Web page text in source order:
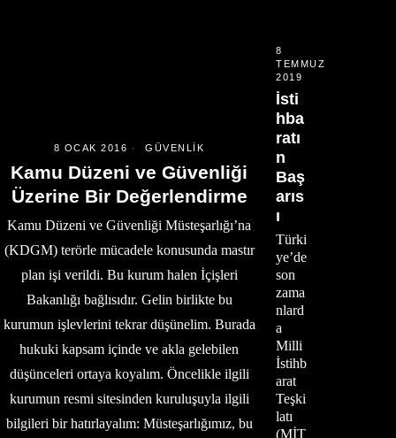
8 OCAK 2016 GÜVENLIK
Kamu Düzeni ve Güvenliği
Üzerine Bir Değerlendirme
Kamu Düzeni ve Güvenliği Müsteşarlığı’na
(KDGM) terörle mücadele konusunda mastır
plan işi verildi. Bu kurum halen İçişleri
Bakanlığı bağlısıdır. Gelin birlikte bu
kurumun işlevlerini tekrar düşünelim. Burada
hukuki kapsam içinde ve akla gelebilen
düşünceleri ortaya koyalım. Öncelikle ilgili
kurumun resmi sitesinden kuruluşuyla ilgili
bilgileri bir hatırlayalım: Müsteşarlığımız, bu
8
TEMMUZ
2019
İsti
hba
ratı
n
Baş
arıs
ı
Türki
ye’de
son
zama
nlard
a
Milli
İstihb
arat
Teşki
latı
(MİT